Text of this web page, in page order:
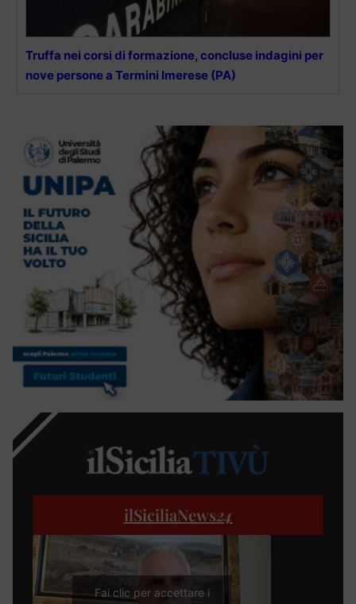
Truffa nei corsi di formazione, concluse indagini per
nove persone a Termini Imerese (PA)
ilSiciliaNews24
Fai clic per accettare i